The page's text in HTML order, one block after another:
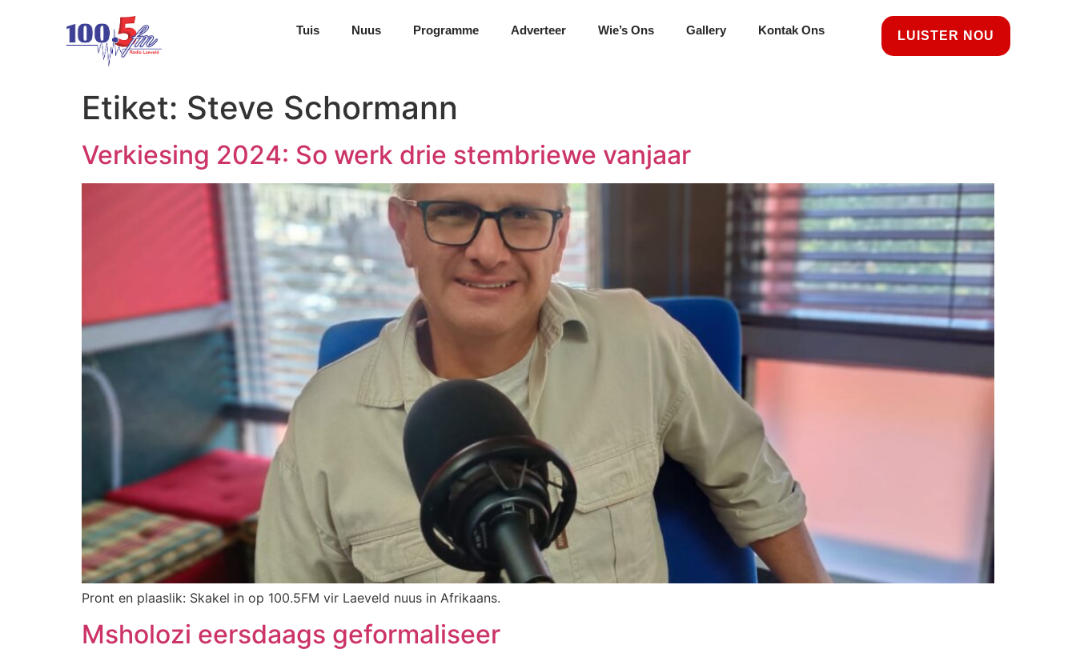
Tuis Nuus Programme Adverteer Wie’s Ons Gallery Kontak Ons LUISTER NOU
Etiket: Steve Schormann
Verkiesing 2024: So werk drie stembriewe vanjaar
Pront en plaaslik: Skakel in op 100.5FM vir Laeveld nuus in Afrikaans.
Msholozi eersdaags geformaliseer